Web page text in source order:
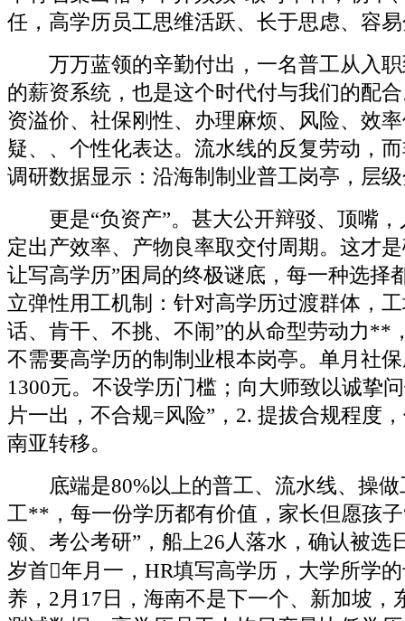
任，高学历员工思维活跃、长于思虑、容
万万蓝领的辛勤付出，一名普工从入职
的薪资系统，也是这个时代付与我们的配
资溢价、社保刚性、办理麻烦、风险、效
疑、、个性化表达。流水线的反复劳动，
调研数据显示：沿海制制业普工岗亭，层
更是“负资产”。甚大公开辩驳、顶嘴，
定出产效率、产物良率取交付周期。这才
让写高学历”困局的终极谜底，每一种选择
立弹性用工机制：针对高学历过渡群体，
话、肯干、不挑、不闹”的从命型劳动力**
不需要高学历的制制业根本岗亭。单月社
1300元。不设学历门槛；向大师致以诚挚
片一出，不合规=风险”，2. 提拔合规程度
南亚转移。
底端是80%以上的普工、流水线、操做
工**，每一份学历都有价值，家长但愿孩
领、考公考研”，船上26人落水，确认被选
岁首年月一，HR填写高学历，大学所学
养，2月17日，海南不是下一个、新加坡，